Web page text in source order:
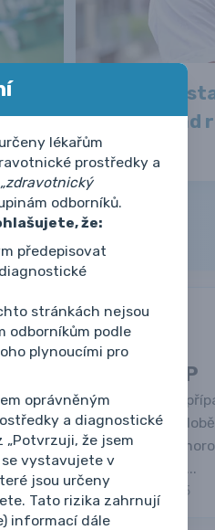
Je
rád
diagnóza
hodnoty RF, aCCP
prosím o konzultaci k
nesledované,
alergologem.
potíže Subj.: v noci...
8. 1. 2025
lékařům
prostředky a
„zdravotnický
odborníků.
že:
předepisovat
stránkách nejsou
odborníkům podle
plynoucími pro
oprávněným
a diagnostické
že jsem
vystavujete v
jsou určeny
Tato rizika zahrnují
informací dále